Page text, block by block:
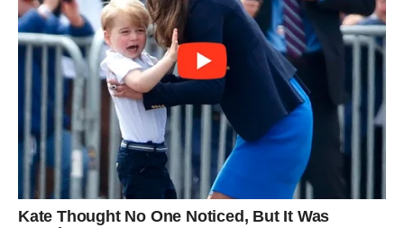
odgovornosti vodi u karmički dug.
VODOLIJA – KARMA RUŠI
ILUZIJU DA SI IZNAD SVEGA
Vodolije često veruju da su korak ispred svih – emotivno
distancirane, racionalne i „iznad drame“. Ali karma sada
spušta Vodoliju na zemlju. Oni koji su: